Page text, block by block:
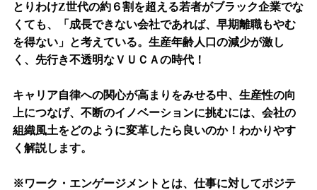
とりわけZ世代の約６割を超える若者がブラック企業でな
くても、「成長できない会社であれば、早期離職もやむ
を得ない」と考えている。生産年齢人口の減少が激し
く、先行き不透明なＶＵＣＡの時代！
キャリア自律への関心が高まりをみせる中、生産性の向
上につなげ、不断のイノベーションに挑むには、会社の
組織風土をどのように変革したら良いのか！わかりやす
く解説します。
※ワーク・エンゲージメントとは、仕事に対してポジテ